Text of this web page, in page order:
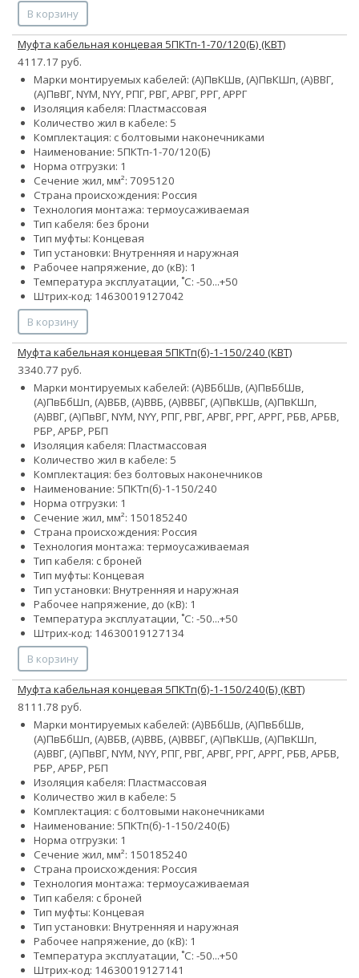
В корзину
Муфта кабельная концевая 5ПКТп-1-70/120(Б) (КВТ)
4117.17 руб.
Марки монтируемых кабелей: (А)ПвКШв, (А)ПвКШп, (А)ВВГ,
(А)ПвВГ, NYM, NYY, РПГ, РВГ, АРВГ, РРГ, АРРГ
Изоляция кабеля: Пластмассовая
Количество жил в кабеле: 5
Комплектация: с болтовыми наконечниками
Наименование: 5ПКТп-1-70/120(Б)
Норма отгрузки: 1
Сечение жил, мм²: 7095120
Страна происхождения: Россия
Технология монтажа: термоусаживаемая
Тип кабеля: без брони
Тип муфты: Концевая
Тип установки: Внутренняя и наружная
Рабочее напряжение, до (кВ): 1
Температура эксплуатации, ˚С: -50...+50
Штрих-код: 14630019127042
В корзину
Муфта кабельная концевая 5ПКТп(б)-1-150/240 (КВТ)
3340.77 руб.
Марки монтируемых кабелей: (А)ВБбШв, (А)ПвБбШв,
(А)ПвБбШп, (А)ВБВ, (А)ВВБ, (А)ВВБГ, (А)ПвКШв, (А)ПвКШп,
(А)ВВГ, (А)ПвВГ, NYM, NYY, РПГ, РВГ, АРВГ, РРГ, АРРГ, РБВ, АРБВ,
РБР, АРБР, РБП
Изоляция кабеля: Пластмассовая
Количество жил в кабеле: 5
Комплектация: без болтовых наконечников
Наименование: 5ПКТп(б)-1-150/240
Норма отгрузки: 1
Сечение жил, мм²: 150185240
Страна происхождения: Россия
Технология монтажа: термоусаживаемая
Тип кабеля: с броней
Тип муфты: Концевая
Тип установки: Внутренняя и наружная
Рабочее напряжение, до (кВ): 1
Температура эксплуатации, ˚С: -50...+50
Штрих-код: 14630019127134
В корзину
Муфта кабельная концевая 5ПКТп(б)-1-150/240(Б) (КВТ)
8111.78 руб.
Марки монтируемых кабелей: (А)ВБбШв, (А)ПвБбШв,
(А)ПвБбШп, (А)ВБВ, (А)ВВБ, (А)ВВБГ, (А)ПвКШв, (А)ПвКШп,
(А)ВВГ, (А)ПвВГ, NYM, NYY, РПГ, РВГ, АРВГ, РРГ, АРРГ, РБВ, АРБВ,
РБР, АРБР, РБП
Изоляция кабеля: Пластмассовая
Количество жил в кабеле: 5
Комплектация: с болтовыми наконечниками
Наименование: 5ПКТп(б)-1-150/240(Б)
Норма отгрузки: 1
Сечение жил, мм²: 150185240
Страна происхождения: Россия
Технология монтажа: термоусаживаемая
Тип кабеля: с броней
Тип муфты: Концевая
Тип установки: Внутренняя и наружная
Рабочее напряжение, до (кВ): 1
Температура эксплуатации, ˚С: -50...+50
Штрих-код: 14630019127141